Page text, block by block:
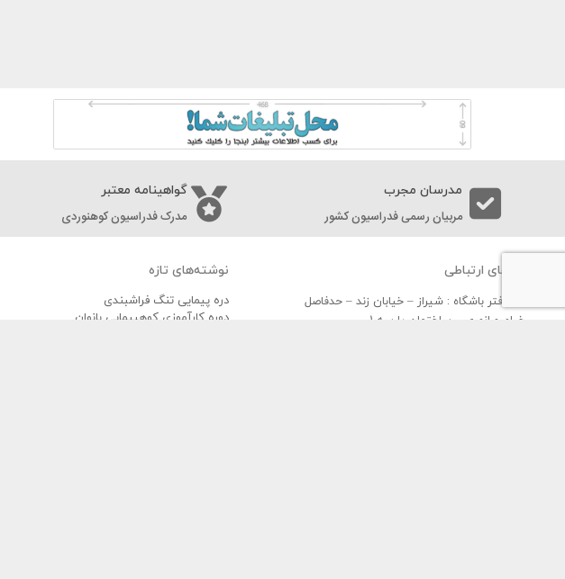
مدرسان مجرب
مربیان رسمی فدراسیون کشور
گواهینامه معتبر
مدرک فدراسیون کوهنوردی
راه های ارتباطی
دفتر باشگاه : شیراز – خیابان زند – حدفاصل
خیام و انوری – ساختمان پارسه 1
نوشته‌های تازه
دره پیمایی تنگ فراشبندی
دوره کارآموزی کوهپیمایی بانوان